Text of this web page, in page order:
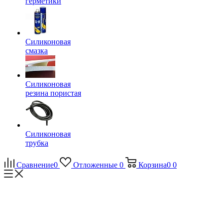
Силиконовая
смазка
Силиконовая
резина пористая
Силиконовая
трубка
Сравнение0 Отложенные 0 Корзина0 0